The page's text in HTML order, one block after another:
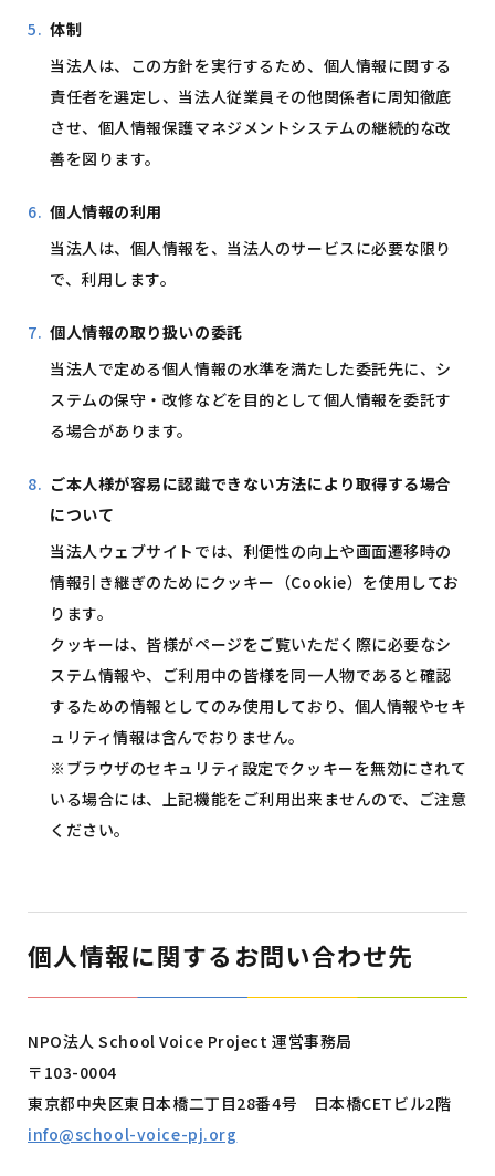
体制
当法人は、この方針を実行するため、個人情報に関する
責任者を選定し、当法人従業員その他関係者に周知徹底
させ、個人情報保護マネジメントシステムの継続的な改
善を図ります。
個人情報の利用
当法人は、個人情報を、当法人のサービスに必要な限り
で、利用します。
個人情報の取り扱いの委託
当法人で定める個人情報の水準を満たした委託先に、シ
ステムの保守・改修などを目的として個人情報を委託す
る場合があります。
ご本人様が容易に認識できない方法により取得する場合
について
当法人ウェブサイトでは、利便性の向上や画面遷移時の
情報引き継ぎのためにクッキー（Cookie）を使用してお
ります。
クッキーは、皆様がページをご覧いただく際に必要なシ
ステム情報や、ご利用中の皆様を同一人物であると確認
するための情報としてのみ使用しており、個人情報やセキ
ュリティ情報は含んでおりません。
※ブラウザのセキュリティ設定でクッキーを無効にされて
いる場合には、上記機能をご利用出来ませんので、ご注意
ください。
個人情報に関するお問い合わせ先
NPO法人 School Voice Project 運営事務局
〒 103-0004
東京都中央区東日本橋二丁目28番4号 日本橋CETビル2階
info@school-voice-pj.org